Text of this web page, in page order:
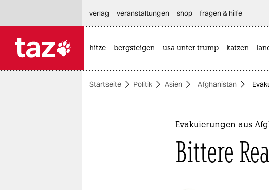
themen
verlag
veranstaltungen shop fragen & hilfe
hitze bergsteigen usa unter trump katzen
Startseite Politik Asien Afghanistan
Evakuierungen aus
Bittere